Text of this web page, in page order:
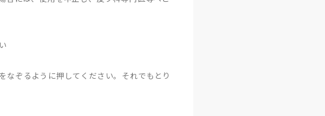
ぞるように押してください。それでもとり